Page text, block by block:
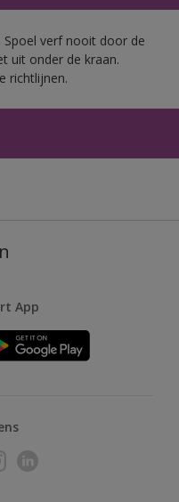
Spoel verf nooit door de
uit onder de kraan.
richtlijnen.
App